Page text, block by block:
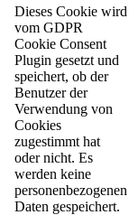
Dieses Cookie wird
vom GDPR
Cookie Consent
Plugin gesetzt und
speichert, ob der
Benutzer der
Verwendung von
Cookies
zugestimmt hat
oder nicht. Es
werden keine
personenbezogenen
Daten gespeichert.